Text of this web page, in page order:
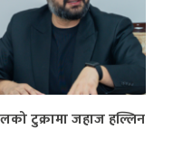
टुक्रामा जहाज हल्लिन